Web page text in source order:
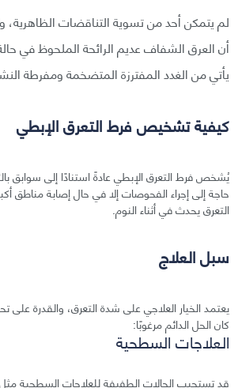
لم يتمكن أحد من تسوية التناقضات الظاهرية،
أن العرق الشفاف عديم الرائحة الملحوظ في
يأتي من الغدد المفترزة المتضخمة ومفرطة
كيفية تشخيص فرط التعرق الإبطي
يُشخص فرط التعرق الإبطي عادةً استنادًا إلى سوابق
حاجة إلى إجراء الفحوصات إلا في حال إصابة مناطق
التعرق يحدث في أثناء النوم.
سبل العلاج
يعتمد الخيار العلاجي على شدة التعرق، والقدرة على
كان الحل الدائم مرغوبًا:
العلاجات السطحية
قد تستجيب الحالات الطفيفة للعلاجات السطحية مثل